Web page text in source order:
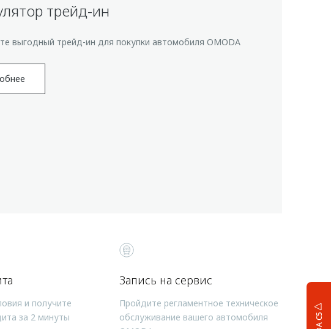
трейд-ин
выгодный трейд-ин для покупки автомобиля OMODA
и получите
за 2 минуты
Запись на сервис
Пройдите регламентное техническое
обслуживание вашего автомобиля